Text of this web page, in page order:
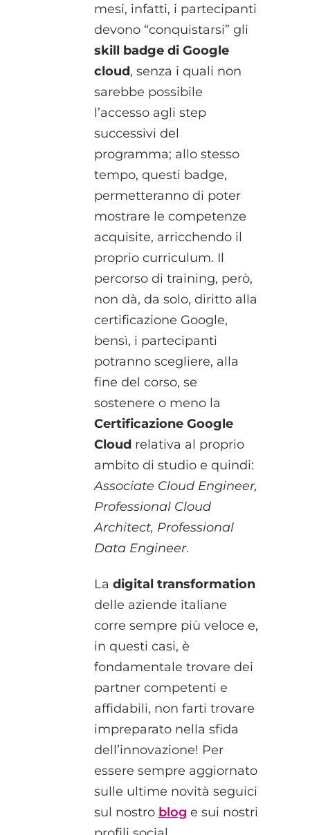
mesi, infatti, i partecipanti
devono “conquistarsi” gli
skill badge di Google
cloud, senza i quali non
sarebbe possibile
l’accesso agli step
successivi del
programma; allo stesso
tempo, questi badge,
permetteranno di poter
mostrare le competenze
acquisite, arricchendo il
proprio curriculum. Il
percorso di training, però,
non dà, da solo, diritto alla
certificazione Google,
bensì, i partecipanti
potranno scegliere, alla
fine del corso, se
sostenere o meno la
Certificazione Google
Cloud relativa al proprio
ambito di studio e quindi:
Associate Cloud Engineer,
Professional Cloud
Architect, Professional
Data Engineer.
La digital transformation
delle aziende italiane
corre sempre più veloce e,
in questi casi, è
fondamentale trovare dei
partner competenti e
affidabili, non farti trovare
impreparato nella sfida
dell’innovazione! Per
essere sempre aggiornato
sulle ultime novità seguici
sul nostro blog e sui nostri